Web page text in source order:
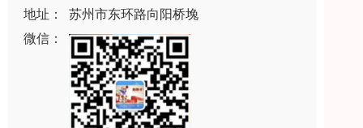
地址：
苏州市东环路向阳桥堍
微信：